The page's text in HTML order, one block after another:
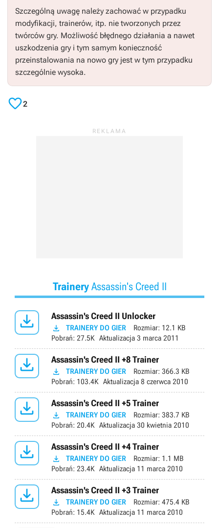
Szczególną uwagę należy zachować w przypadku
modyfikacji, trainerów, itp. nie tworzonych przez
twórców gry. Możliwość błędnego działania a nawet
uszkodzenia gry i tym samym konieczność
przeinstalowania na nowo gry jest w tym przypadku
szczególnie wysoka.
2
TraineryAssassin's Creed II
 Assassin's Creed II Unlocker
 TRAINERY DO GIER Rozmiar: 12.1 KB
Pobrań: 27.5K Aktualizacja 3 marca 2011
 Assassin's Creed II +8 Trainer
 TRAINERY DO GIER Rozmiar: 366.3 KB
Pobrań: 103.4K Aktualizacja 8 czerwca 2010
 Assassin's Creed II +5 Trainer
 TRAINERY DO GIER Rozmiar: 383.7 KB
Pobrań: 20.4K Aktualizacja 30 kwietnia 2010
 Assassin's Creed II +4 Trainer
 TRAINERY DO GIER Rozmiar: 1.1 MB
Pobrań: 23.4K Aktualizacja 11 marca 2010
 Assassin's Creed II +3 Trainer
 TRAINERY DO GIER Rozmiar: 475.4 KB
Pobrań: 15.4K Aktualizacja 11 marca 2010